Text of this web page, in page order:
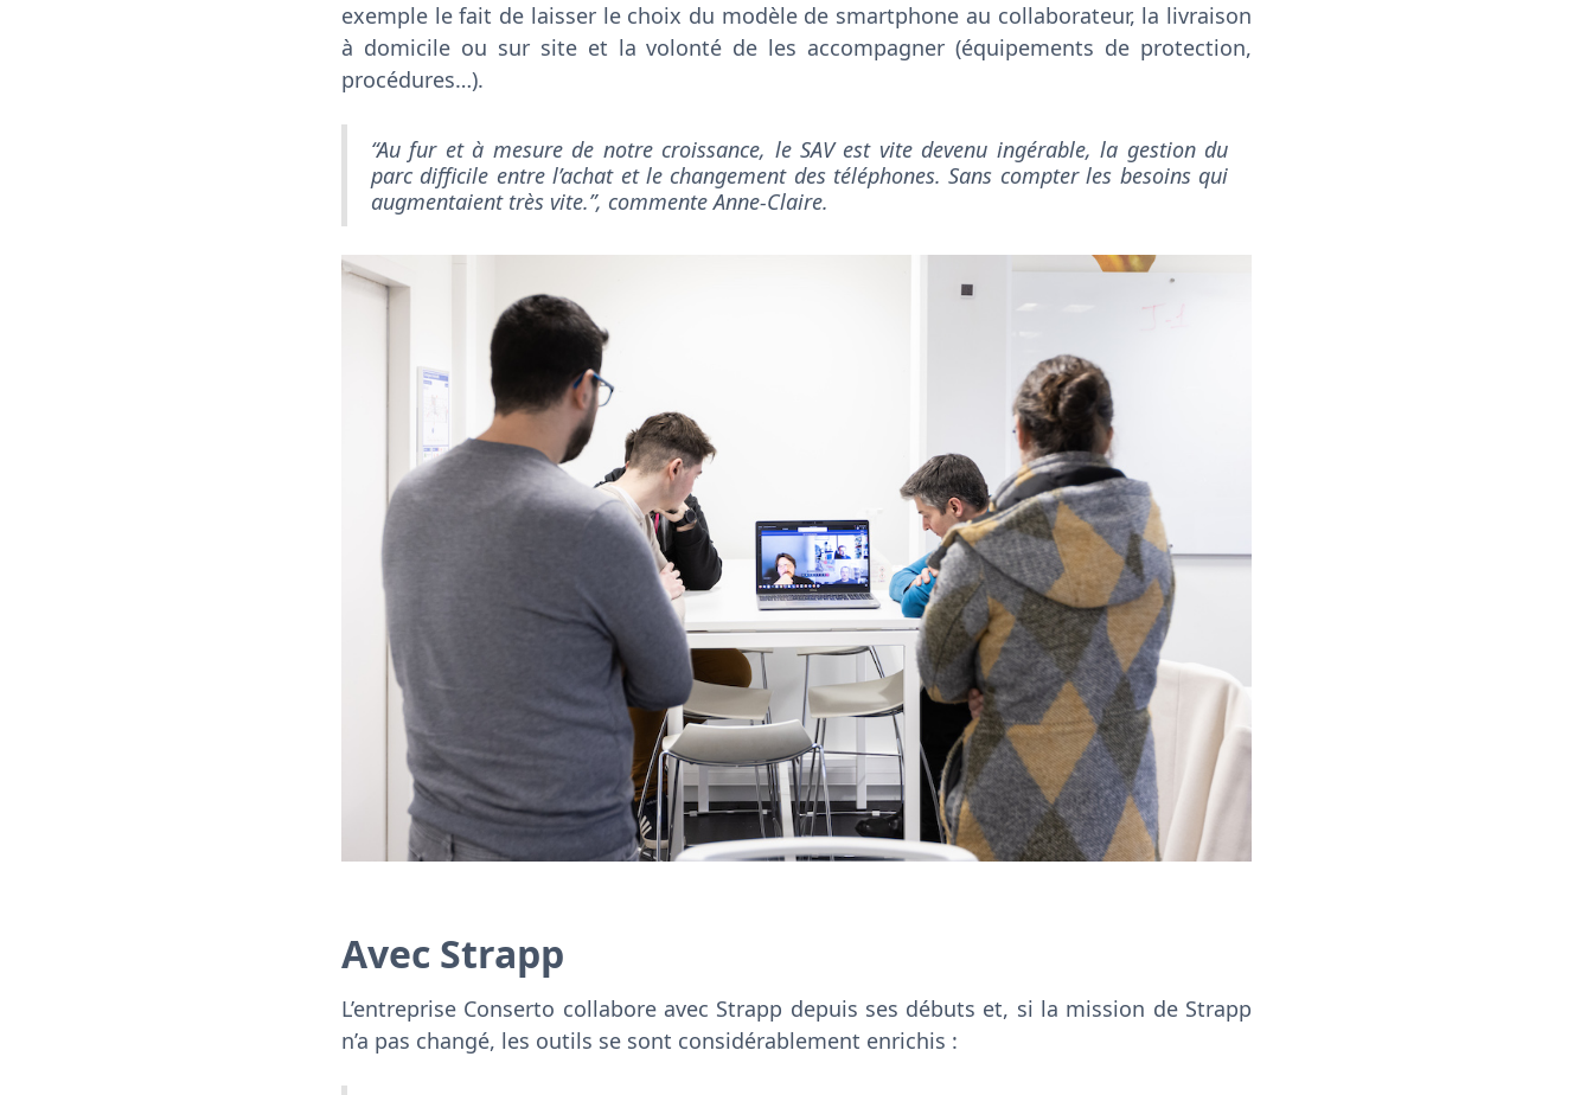
exemple le fait de laisser le choix du modèle de smartphone au collaborateur, la livraison
à domicile ou sur site et la volonté de les accompagner (équipements de protection,
procédures…).
“Au fur et à mesure de notre croissance, le SAV est vite devenu ingérable, la gestion du
parc difficile entre l’achat et le changement des téléphones. Sans compter les besoins qui
augmentaient très vite.”, commente Anne-Claire.
Avec Strapp
L’entreprise Conserto collabore avec Strapp depuis ses débuts et, si la mission de Strapp
n’a pas changé, les outils se sont considérablement enrichis :